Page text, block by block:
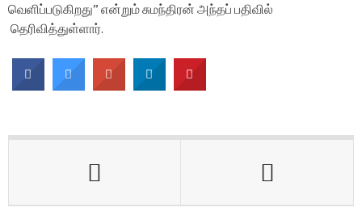
வெளிப்படுகிறது” என்றும் சுமந்திரன் அந்தப் பதிவில்
தெரிவித்துள்ளார்.